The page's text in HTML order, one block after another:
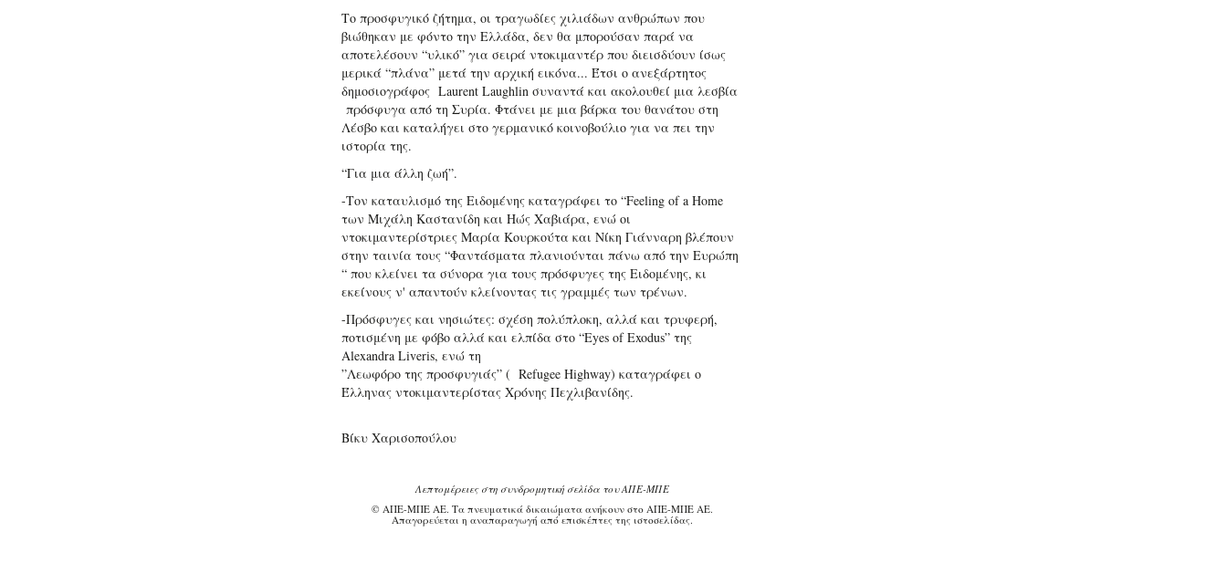
Το προσφυγικό ζήτημα, οι τραγωδίες χιλιάδων ανθρώπων που
βιώθηκαν με φόντο την Ελλάδα, δεν θα μπορούσαν παρά να
αποτελέσουν “υλικό” για σειρά ντοκιμαντέρ που διεισδύουν ίσως
μερικά “πλάνα” μετά την αρχική εικόνα... Έτσι ο ανεξάρτητος
δημοσιογράφος Laurent Laughlin συναντά και ακολουθεί μια λεσβία
πρόσφυγα από τη Συρία. Φτάνει με μια βάρκα του θανάτου στη
Λέσβο και καταλήγει στο γερμανικό κοινοβούλιο για να πει την
ιστορία της.
“Για μια άλλη ζωή”.
-Τον καταυλισμό της Ειδομένης καταγράφει το “Feeling of a Home
των Μιχάλη Καστανίδη και Ηώς Χαβιάρα, ενώ οι
ντοκιμαντερίστριες Μαρία Κουρκούτα και Νίκη Γιάνναρη βλέπουν
στην ταινία τους “Φαντάσματα πλανιούνται πάνω από την Ευρώπη
“ που κλείνει τα σύνορα για τους πρόσφυγες της Ειδομένης, κι
εκείνους ν' απαντούν κλείνοντας τις γραμμές των τρένων.
-Πρόσφυγες και νησιώτες: σχέση πολύπλοκη, αλλά και τρυφερή,
ποτισμένη με φόβο αλλά και ελπίδα στο “Eyes of Exodus” της
Alexandra Liveris, ενώ τη
”Λεωφόρο της προσφυγιάς” ( Refugee Highway) καταγράφει ο
Έλληνας ντοκιμαντερίστας Χρόνης Πεχλιβανίδης.
Βίκυ Χαρισοπούλου
Λεπτομέρειες στη συνδρομητική σελίδα του ΑΠΕ-ΜΠΕ
© ΑΠΕ-ΜΠΕ ΑΕ. Τα πνευματικά δικαιώματα ανήκουν στο ΑΠΕ-ΜΠΕ ΑΕ.
Απαγορεύεται η αναπαραγωγή από επισκέπτες της ιστοσελίδας.